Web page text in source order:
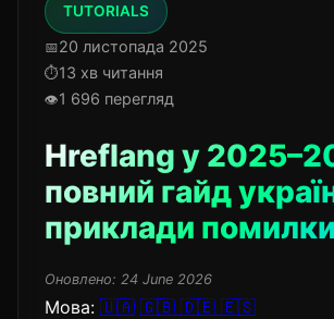
TUTORIALS
20 листопада 2025
13 хв читання
1 696 перегляд
Hreflang у
повний гайд
приклади помилки
Оновлено: 24 June 2026
Мова: 🇺🇦 🇬🇧 🇩🇪 🇪🇸